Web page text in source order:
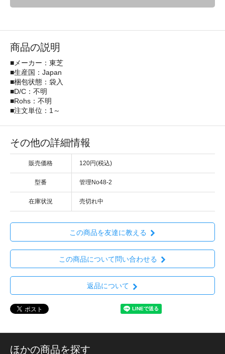
商品の説明
■メーカー：東芝
■生産国：Japan
■梱包状態：袋入
■D/C：不明
■Rohs：不明
■注文単位：1～
その他の詳細情報
販売価格 120円(税込)
型番 管理No48-2
在庫状況 売切れ中
この商品を友達に教える
この商品について問い合わせる
返品について
ほかの商品を探す